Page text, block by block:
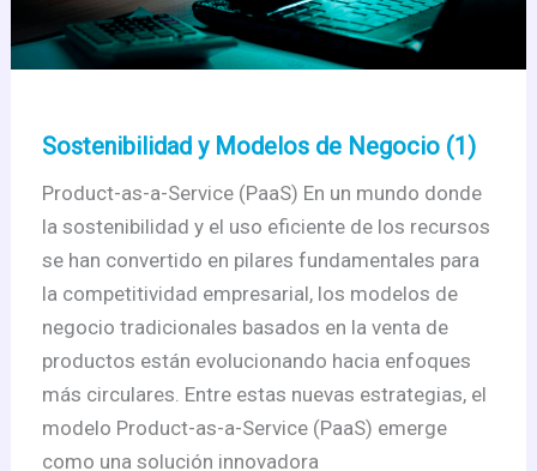
Sostenibilidad y Modelos de Negocio (1)
Product-as-a-Service (PaaS) En un mundo donde
la sostenibilidad y el uso eficiente de los recursos
se han convertido en pilares fundamentales para
la competitividad empresarial, los modelos de
negocio tradicionales basados en la venta de
productos están evolucionando hacia enfoques
más circulares. Entre estas nuevas estrategias, el
modelo Product-as-a-Service (PaaS) emerge
como una solución innovadora